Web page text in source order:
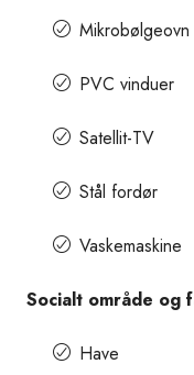
Mikrobølgeovn
PVC vinduer
Satellit-TV
Stål fordør
Vaskemaskine
Socialt område
Have